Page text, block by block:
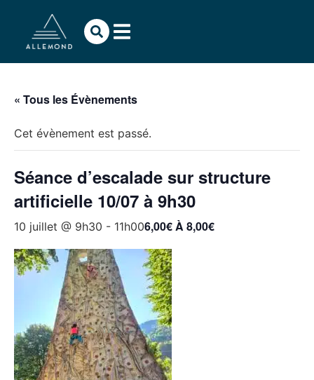
« Tous les Évènements
Cet évènement est passé.
Séance d’escalade sur structure
artificielle 10/07 à 9h30
10 juillet @ 9h30 - 11h006,00€ À 8,00€